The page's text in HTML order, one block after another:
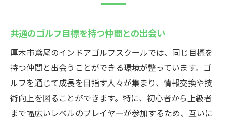
共通のゴルフ目標を持つ仲間との出会い
厚木市鳶尾のインドアゴルフスクールでは、同じ目標を
持つ仲間と出会うことができる環境が整っています。ゴ
ルフを通じて成長を目指す人々が集まり、情報交換や技
術向上を図ることができます。特に、初心者から上級者
まで幅広いレベルのプレイヤーが参加するため、互いに